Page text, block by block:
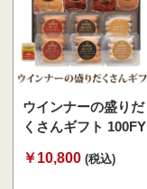
ウインナーの盛りだ
くさんギフト 100FY
￥10,800 (税込)